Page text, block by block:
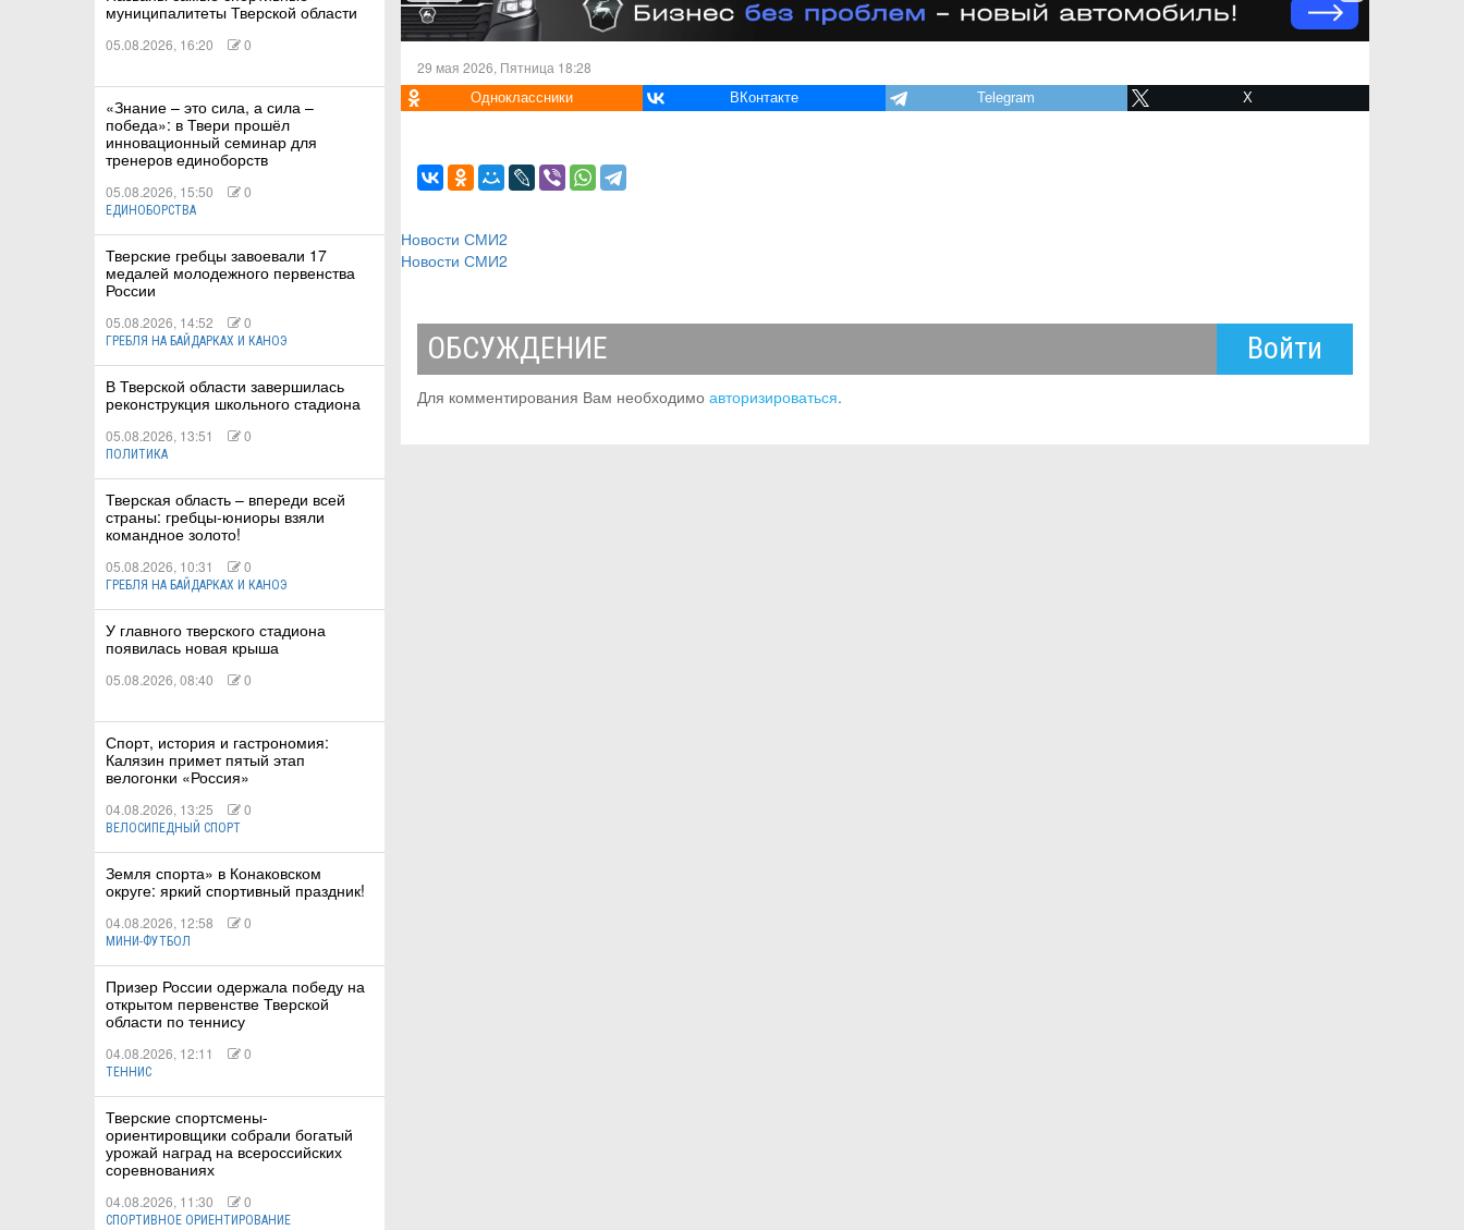
муниципалитеты Тверской области
05.08.2026, 16:20 0
«Знание – это сила, а сила –
победа»: в Твери прошёл
инновационный семинар для
тренеров единоборств
05.08.2026, 15:50 0
ЕДИНОБОРСТВА
Тверские гребцы завоевали 17
медалей молодежного первенства
России
05.08.2026, 14:52 0
ГРЕБЛЯ НА БАЙДАРКАХ И КАНОЭ
В Тверской области завершилась
реконструкция школьного стадиона
05.08.2026, 13:51 0
ПОЛИТИКА
Тверская область – впереди всей
страны: гребцы-юниоры взяли
командное золото!
05.08.2026, 10:31 0
ГРЕБЛЯ НА БАЙДАРКАХ И КАНОЭ
У главного тверского стадиона
появилась новая крыша
05.08.2026, 08:40 0
Спорт, история и гастрономия:
Калязин примет пятый этап
велогонки «Россия»
04.08.2026, 13:25 0
ВЕЛОСИПЕДНЫЙ СПОРТ
Земля спорта» в Конаковском
округе: яркий спортивный праздник!
04.08.2026, 12:58 0
МИНИ-ФУТБОЛ
Призер России одержала победу на
открытом первенстве Тверской
области по теннису
04.08.2026, 12:11 0
ТЕННИС
Тверские спортсмены-
ориентировщики собрали богатый
урожай наград на всероссийских
соревнованиях
04.08.2026, 11:30 0
СПОРТИВНОЕ ОРИЕНТИРОВАНИЕ
29 мая 2026, Пятница 18:28
Одноклассники ВКонтакте Telegram X
Новости СМИ2
Новости СМИ2
ОБСУЖДЕНИЕ Войти
Для комментирования Вам необходимоавторизироваться.